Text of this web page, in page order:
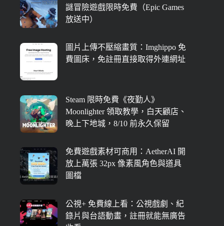
謎冒險遊戲限時免費（Epic Games
放送中）
圖片上傳不壓縮畫質：Imghippo 免
費圖床，免註冊直接取得外連網址
Steam 限時免費《夜勤人》
Moonlighter 領取教學，白天顧店、
晚上下地城，8/10 前永久保留
免費遊戲素材可商用：AetherAI 開
放上萬張 32px 像素風角色與道具
圖檔
公視+ 免費線上看：公視戲劇、紀
錄片與台語動畫，註冊就能無廣告